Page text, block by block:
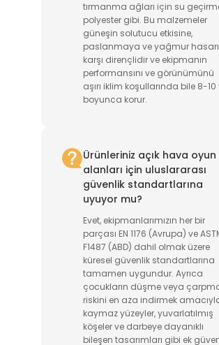
tırmanma ağları için su
polyester gibi. Bu malzemeler
güneşin solutucu etkisine,
paslanmaya ve yağmur
karşı dirençlidir ve ekipmanın
performansını ve görünümünü
aşırı iklim koşullarında bile 8-10
boyunca korur.
Ürünleriniz açık hava oyun
alanları için uluslararası
güvenlik standartlarına
uyuyor mu?
Evet, ekipmanlarımızın her bir
parçası EN 1176 (Avrupa) ve
F1487 (ABD) dahil olmak üzere
küresel güvenlik standartlarına
tamamen uygundur. Ayrıca
çocukların düşme veya
riskini en aza indirmek
kaymaz yüzeyler, yuvarlatılmış
köşeler ve darbeye dayanıklı
bileşen tasarımları gibi ek